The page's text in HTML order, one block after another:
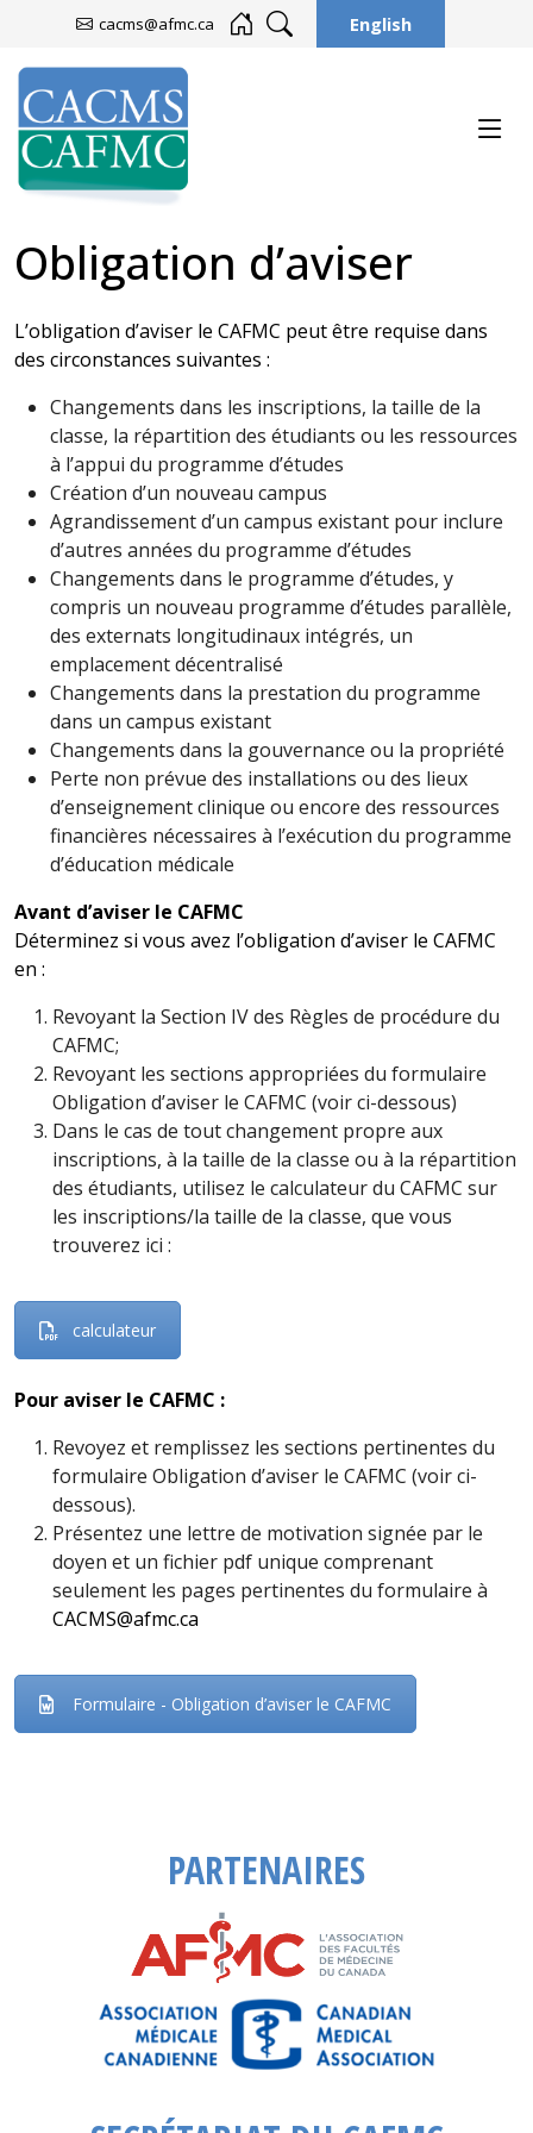
cacms@afmc.ca English
Obligation d’aviser
L’obligation d’aviser le CAFMC peut être requise dans
des circonstances suivantes :
Changements dans les inscriptions, la taille de la
classe, la répartition des étudiants ou les ressources
à l’appui du programme d’études
Création d’un nouveau campus
Agrandissement d’un campus existant pour inclure
d’autres années du programme d’études
Changements dans le programme d’études, y
compris un nouveau programme d’études parallèle,
des externats longitudinaux intégrés, un
emplacement décentralisé
Changements dans la prestation du programme
dans un campus existant
Changements dans la gouvernance ou la propriété
Perte non prévue des installations ou des lieux
d’enseignement clinique ou encore des ressources
financières nécessaires à l’exécution du programme
d’éducation médicale
Avant d’aviser le CAFMC
Déterminez si vous avez l’obligation d’aviser le CAFMC
en :
Revoyant la Section IV des Règles de procédure du
CAFMC;
Revoyant les sections appropriées du formulaire
Obligation d’aviser le CAFMC (voir ci-dessous)
Dans le cas de tout changement propre aux
inscriptions, à la taille de la classe ou à la répartition
des étudiants, utilisez le calculateur du CAFMC sur
les inscriptions/la taille de la classe, que vous
trouverez ici :
calculateur
Pour aviser le CAFMC :
Revoyez et remplissez les sections pertinentes du
formulaire Obligation d’aviser le CAFMC (voir ci-
dessous).
Présentez une lettre de motivation signée par le
doyen et un fichier pdf unique comprenant
seulement les pages pertinentes du formulaire à
CACMS@afmc.ca
Formulaire - Obligation d’aviser le CAFMC
PARTENAIRES